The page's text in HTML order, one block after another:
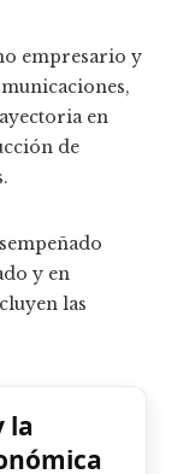
empresario y
en
de
y en
las
la